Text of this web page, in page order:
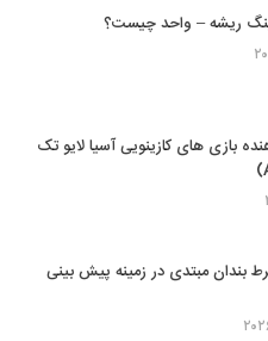
ریشه – واحد چیست؟
بازی های کازینویی آسیا لایو تک
بندان مبتدی در زمینه پیش بینی